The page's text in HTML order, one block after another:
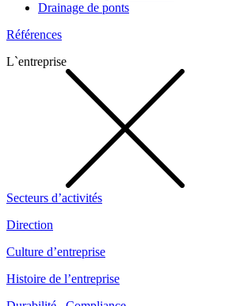
Drainage de ponts
Références
L`entreprise
Secteurs d’activités
Direction
Culture d’entreprise
Histoire de l’entreprise